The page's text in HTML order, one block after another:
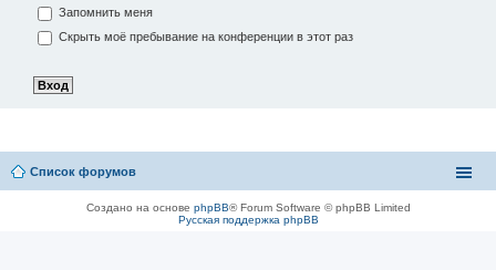
Запомнить меня
Скрыть моё пребывание на конференции в этот раз
Список форумов
Создано на основе phpBB® Forum Software © phpBB Limited
Русская поддержка phpBB